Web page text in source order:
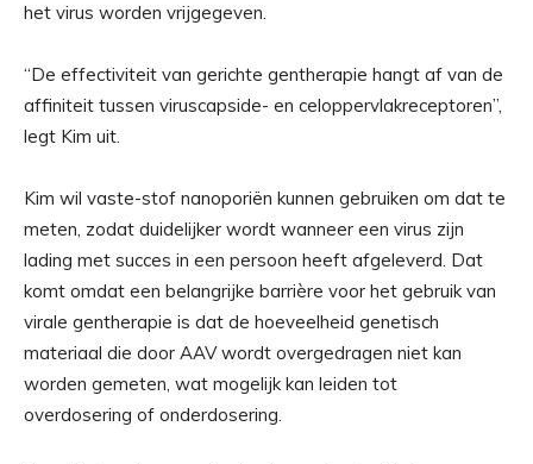
het virus worden vrijgegeven.
“De effectiviteit van gerichte gentherapie hangt af van de
affiniteit tussen viruscapside- en celoppervlakreceptoren”,
legt Kim uit.
Kim wil vaste-stof nanoporiën kunnen gebruiken om dat te
meten, zodat duidelijker wordt wanneer een virus zijn
lading met succes in een persoon heeft afgeleverd. Dat
komt omdat een belangrijke barrière voor het gebruik van
virale gentherapie is dat de hoeveelheid genetisch
materiaal die door AAV wordt overgedragen niet kan
worden gemeten, wat mogelijk kan leiden tot
overdosering of onderdosering.